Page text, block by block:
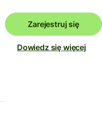
Zarejestruj się
Dowiedz się więcej